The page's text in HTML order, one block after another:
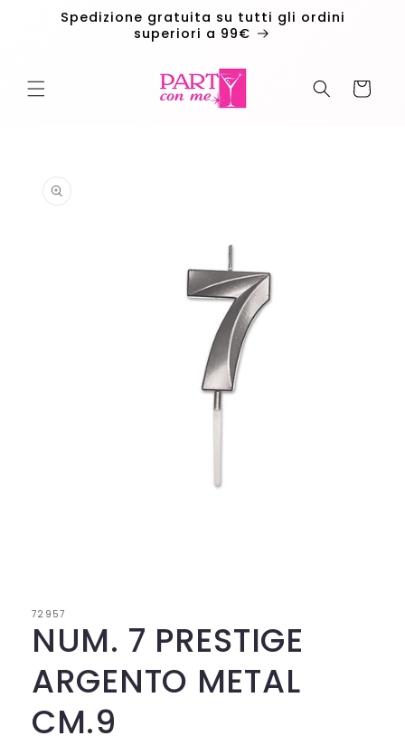
direttamenteSpedizione gratuita su tutti gli ordini
superiori a 99€
Carrello
prodotto
finestra
modale
72957
NUM. 7 PRESTIGE
ARGENTO METAL
CM.9